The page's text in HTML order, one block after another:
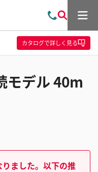
問
い
合
わ
索
メ
ュ
ー
カタログで詳しく見る
モデル 40m
ました。以下の推